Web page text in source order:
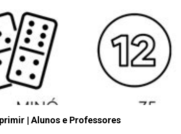
| Alunos e Professores